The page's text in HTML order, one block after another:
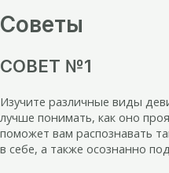
Советы
СОВЕТ №1
Изучите различные виды
лучше понимать, как оно
поможет вам распознавать
в себе, а также осознанно